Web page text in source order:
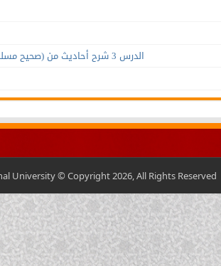
الدرس 3 شرح أحاديث من (صحيح مسلم): كتاب الإيمان 1
University © Copyright 2026, All Rights Reserved